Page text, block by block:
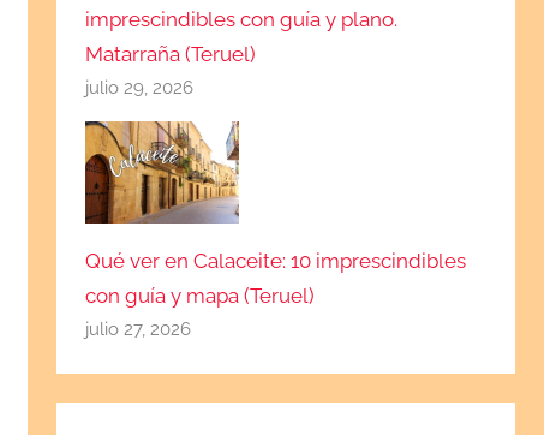
imprescindibles con guía y plano.
Matarraña (Teruel)
julio 29, 2026
Qué ver en Calaceite: 10 imprescindibles
con guía y mapa (Teruel)
julio 27, 2026